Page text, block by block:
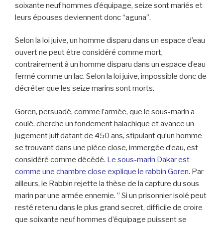
soixante neuf hommes d’équipage, seize sont mariés et
leurs épouses deviennent donc “aguna”.
Selon la loi juive, un homme disparu dans un espace d’eau
ouvert ne peut être considéré comme mort,
contrairement à un homme disparu dans un espace d’eau
fermé comme un lac. Selon la loi juive, impossible donc de
décréter que les seize marins sont morts.
Goren, persuadé, comme l’armée, que le sous-marin a
coulé, cherche un fondement halachique et avance un
jugement juif datant de 450 ans, stipulant qu’un homme
se trouvant dans une pièce close, immergée d’eau, est
considéré comme décédé. Le sous-marin Dakar est
comme une chambre close explique le rabbin Goren. Par
ailleurs, le Rabbin rejette la thèse de la capture du sous
marin par une armée ennemie. ” Si un prisonnier isolé peut
resté retenu dans le plus grand secret, difficile de croire
que soixante neuf hommes d’équipage puissent se